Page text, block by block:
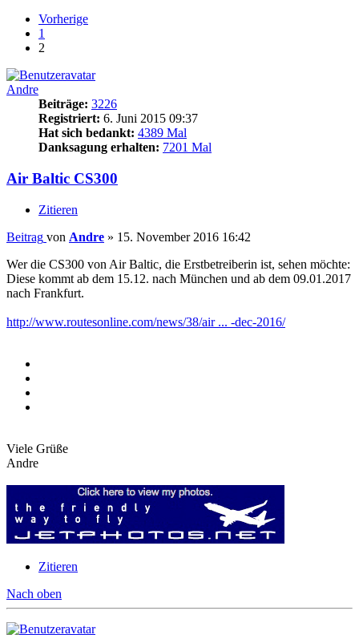
Vorherige
1
2
Andre
Beiträge: 3226
Registriert: 6. Juni 2015 09:37
Hat sich bedankt: 4389 Mal
Danksagung erhalten: 7201 Mal
Air Baltic CS300
Zitieren
Beitrag von Andre » 15. November 2016 16:42
Wer die CS300 von Air Baltic, die Erstbetreiberin ist, sehen möchte:
Diese kommt ab dem 15.12. nach München und ab dem 09.01.2017
nach Frankfurt.
http://www.routesonline.com/news/38/air ... -dec-2016/
Viele Grüße
Andre
Zitieren
Nach oben